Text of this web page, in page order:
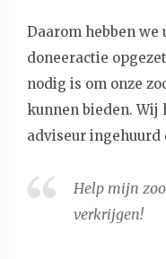
Daarom hebben we
doneeractie
nodig is om onze
kunnen bieden. Wij
adviseur ingehuurd
Help mijn
verkrijgen!